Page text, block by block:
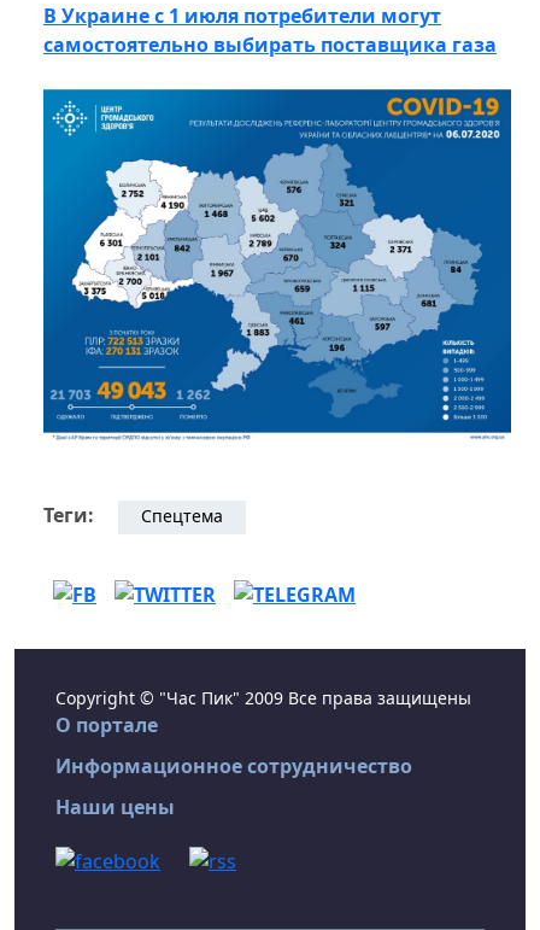
В Украине с 1 июля потребители могут
самостоятельно выбирать поставщика газа
Теги: Спецтема
Copyright © "Час Пик" 2009 Все права защищены
О портале
Информационное сотрудничество
Наши цены